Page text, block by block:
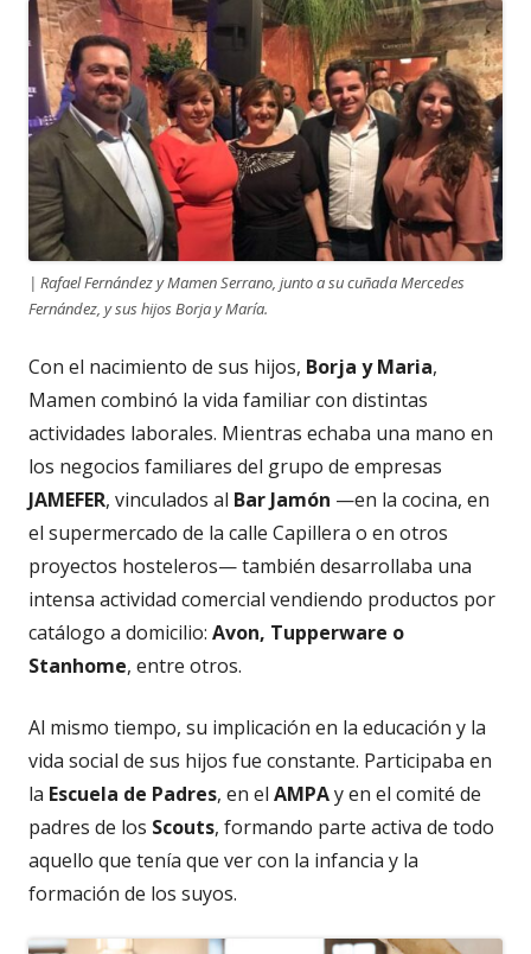
| Rafael Fernández y Mamen Serrano, junto a su cuñada Mercedes
Fernández, y sus hijos Borja y María.
Con el nacimiento de sus hijos, Borja y Maria,
Mamen combinó la vida familiar con distintas
actividades laborales. Mientras echaba una mano en
los negocios familiares del grupo de empresas
JAMEFER, vinculados al Bar Jamón —en la cocina, en
el supermercado de la calle Capillera o en otros
proyectos hosteleros— también desarrollaba una
intensa actividad comercial vendiendo productos por
catálogo a domicilio: Avon, Tupperware o
Stanhome, entre otros.
Al mismo tiempo, su implicación en la educación y la
vida social de sus hijos fue constante. Participaba en
la Escuela de Padres, en el AMPAy en el comité de
padres de los Scouts, formando parte activa de todo
aquello que tenía que ver con la infancia y la
formación de los suyos.